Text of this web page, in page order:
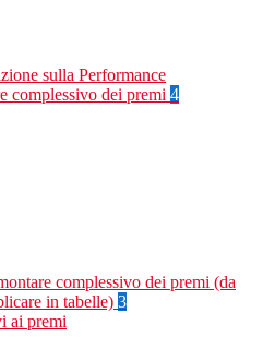
sulla Performance
complessivo dei premi 4
complessivo dei premi (da
in tabelle) 3
ai premi